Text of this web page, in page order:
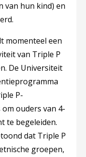
van hun kind) en
momenteel een
van Triple P
De Universiteit
P-
ouders van 4-
te begeleiden.
dat Triple P
groepen,